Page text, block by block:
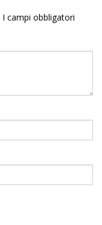
I campi obbligatori